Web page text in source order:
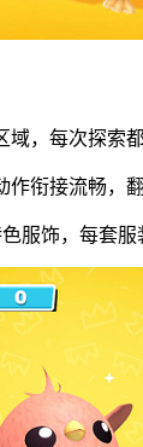
域，每次探索
作衔接流畅，
服饰，每套